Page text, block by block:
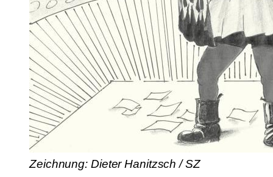
Zeichnung: Dieter Hanitzsch / SZ